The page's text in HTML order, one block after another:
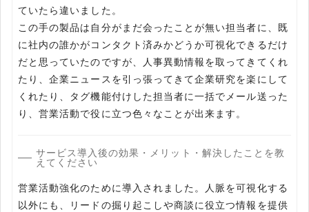
ていたら違いました。
この手の製品は自分がまだ会ったことが無い担当者に、既
に社内の誰かがコンタクト済みかどうか可視化できるだけ
だと思っていたのですが、人事異動情報を取ってきてくれ
たり、企業ニュースを引っ張ってきて企業研究を楽にして
くれたり、タグ機能付けした担当者に一括でメール送った
り、営業活動で役に立つ色々なことが出来ます。
サービス導入後の効果・メリット・解決したことを教
えてください
営業活動強化のために導入されました。人脈を可視化する
以外にも、リードの掘り起こしや商談に役立つ情報を提供